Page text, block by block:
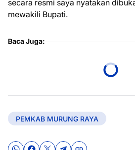
secara resmi saya nyatakan
mewakili Bupati.
Baca Juga:
PEMKAB MURUNG RAYA